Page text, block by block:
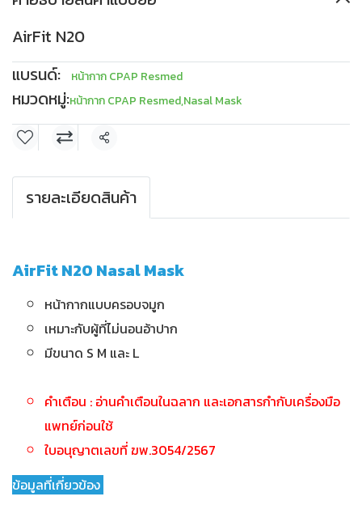
AirFit N20
แบรนด์:
หน้ากาก CPAP Resmed
หมวดหมู่:หน้ากาก CPAP Resmed,Nasal Mask
แชร์
รายละเอียดสินค้า
AirFit N20 Nasal Mask
หน้ากากแบบครอบจมูก
เหมาะกับผู้ที่ไม่นอนอ้าปาก
มีขนาด S M และ L
คำเตือน : อ่านคำเตือนในฉลาก และเอกสารกำกับเครื่องมือ
แพทย์ก่อนใช้
ใบอนุญาตเลขที่ ฆพ.3054/2567
ข้อมูลที่เกี่ยวข้อง